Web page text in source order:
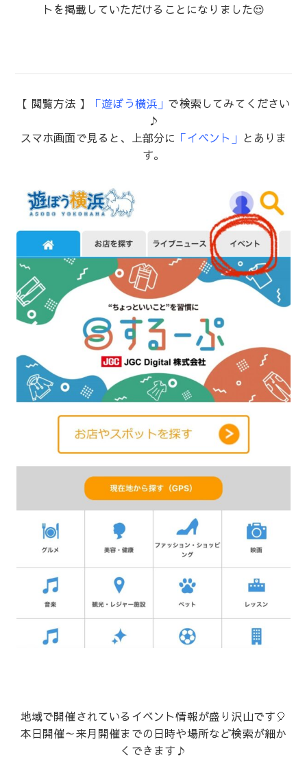
トを掲載していただけることになりました😌
【 閲覧方法 】 「遊ぼう横浜」 で検索してみてください
♪
スマホ画面で見ると、上部分に 「イベント」 とありま
す。
地域で開催されているイベント情報が盛り沢山です🎈
本日開催～来月開催までの日時や場所など検索が細か
くできます♪